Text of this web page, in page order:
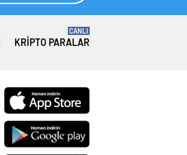
KRIPTO PARALAR
CANLI